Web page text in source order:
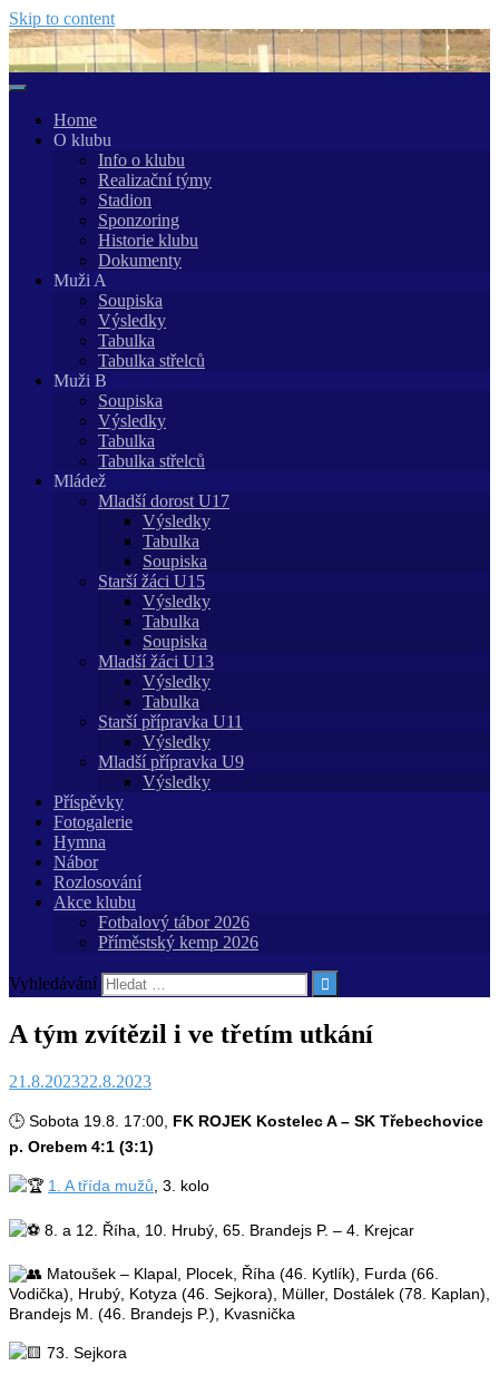
Skip to content
Home
O klubu
Info o klubu
Realizační týmy
Stadion
Sponzoring
Historie klubu
Dokumenty
Muži A
Soupiska
Výsledky
Tabulka
Tabulka střelců
Muži B
Soupiska
Výsledky
Tabulka
Tabulka střelců
Mládež
Mladší dorost U17
Výsledky
Tabulka
Soupiska
Starší žáci U15
Výsledky
Tabulka
Soupiska
Mladší žáci U13
Výsledky
Tabulka
Starší přípravka U11
Výsledky
Mladší přípravka U9
Výsledky
Příspěvky
Fotogalerie
Hymna
Nábor
Rozlosování
Akce klubu
Fotbalový tábor 2026
Příměstský kemp 2026
Vyhledávání
A tým zvítězil i ve třetím utkání
21.8.202322.8.2023
🕒 Sobota 19.8. 17:00, FK ROJEK Kostelec A – SK Třebechovice
p. Orebem 4:1 (3:1)
1. A třída mužů, 3. kolo
8. a 12. Říha, 10. Hrubý, 65. Brandejs P. – 4. Krejcar
Matoušek – Klapal, Plocek, Říha (46. Kytlík), Furda (66.
Vodička), Hrubý, Kotyza (46. Sejkora), Müller, Dostálek (78. Kaplan),
Brandejs M. (46. Brandejs P.), Kvasnička
73. Sejkora